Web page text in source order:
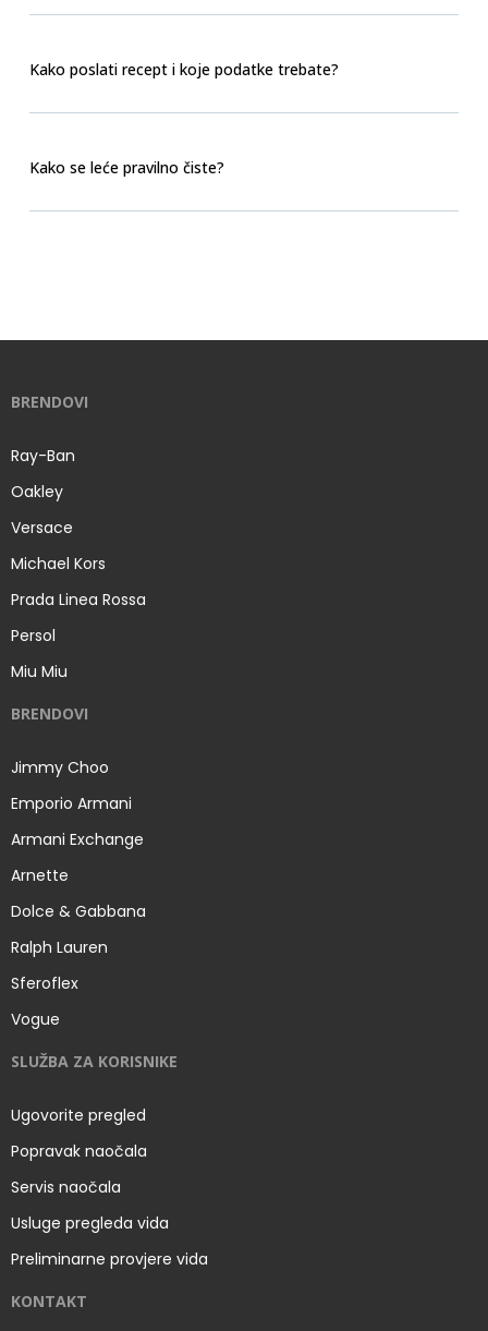
Kako poslati recept i koje podatke trebate?
Kako se leće pravilno čiste?
BRENDOVI
Ray-Ban
Oakley
Versace
Michael Kors
Prada Linea Rossa
Persol
Miu Miu
BRENDOVI
Jimmy Choo
Emporio Armani
Armani Exchange
Arnette
Dolce & Gabbana
Ralph Lauren
Sferoflex
Vogue
SLUŽBA ZA KORISNIKE
Ugovorite pregled
Popravak naočala
Servis naočala
Usluge pregleda vida
Preliminarne provjere vida
KONTAKT